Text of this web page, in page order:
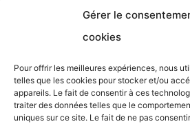
Gérer le
cookies
Pour offrir les meilleures expériences, nous
telles que les cookies pour stocker et/ou
appareils. Le fait de consentir à ces
traiter des données telles que le
uniques sur ce site. Le fait de ne pas